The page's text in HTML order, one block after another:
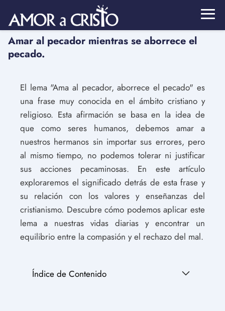
Amar al pecador mientras se aborrece el
pecado.
El lema "Ama al pecador, aborrece el pecado" es
una frase muy conocida en el ámbito cristiano y
religioso. Esta afirmación se basa en la idea de
que como seres humanos, debemos amar a
nuestros hermanos sin importar sus errores, pero
al mismo tiempo, no podemos tolerar ni justificar
sus acciones pecaminosas. En este artículo
exploraremos el significado detrás de esta frase y
su relación con los valores y enseñanzas del
cristianismo. Descubre cómo podemos aplicar este
lema a nuestras vidas diarias y encontrar un
equilibrio entre la compasión y el rechazo del mal.
Índice de Contenido